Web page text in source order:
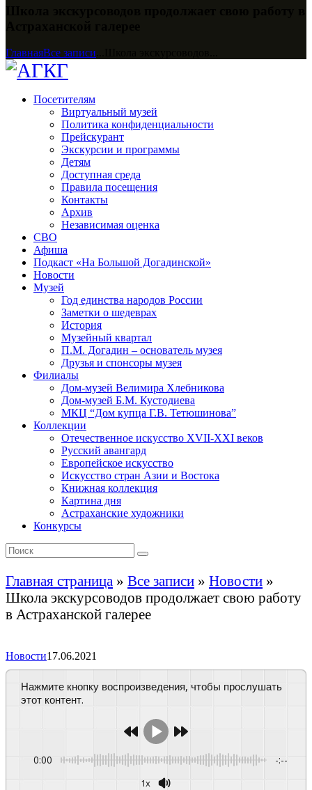
ГлавнаяВсе записи
Посетителям
Виртуальный музей
Политика конфиденциальности
Прейскурант
Экскурсии и программы
Детям
Доступная среда
Правила посещения
Контакты
Архив
Независимая оценка
СВО
Афиша
Подкаст «На Большой Догадинской»
Новости
Музей
Год единства народов России
Заметки о шедеврах
История
Музейный квартал
П.М. Догадин – основатель музея
Друзья и спонсоры музея
Филиалы
Дом-музей Велимира Хлебникова
Дом-музей Б.М. Кустодиева
МКЦ “Дом купца Г.В. Тетюшинова”
Коллекции
Отечественное искусство XVII-XXI веков
Русский авангард
Европейское искусство
Искусство стран Азии и Востока
Книжная коллекция
Картина дня
Астраханские художники
Конкурсы
Главная страница » Все записи » Новости »
Школа экскурсоводов продолжает свою работу
в Астраханской галерее
Новости17.06.2021
Нажмите кнопку воспроизведения, чтобы прослушать
этот контент.
0:00 -:--
1x